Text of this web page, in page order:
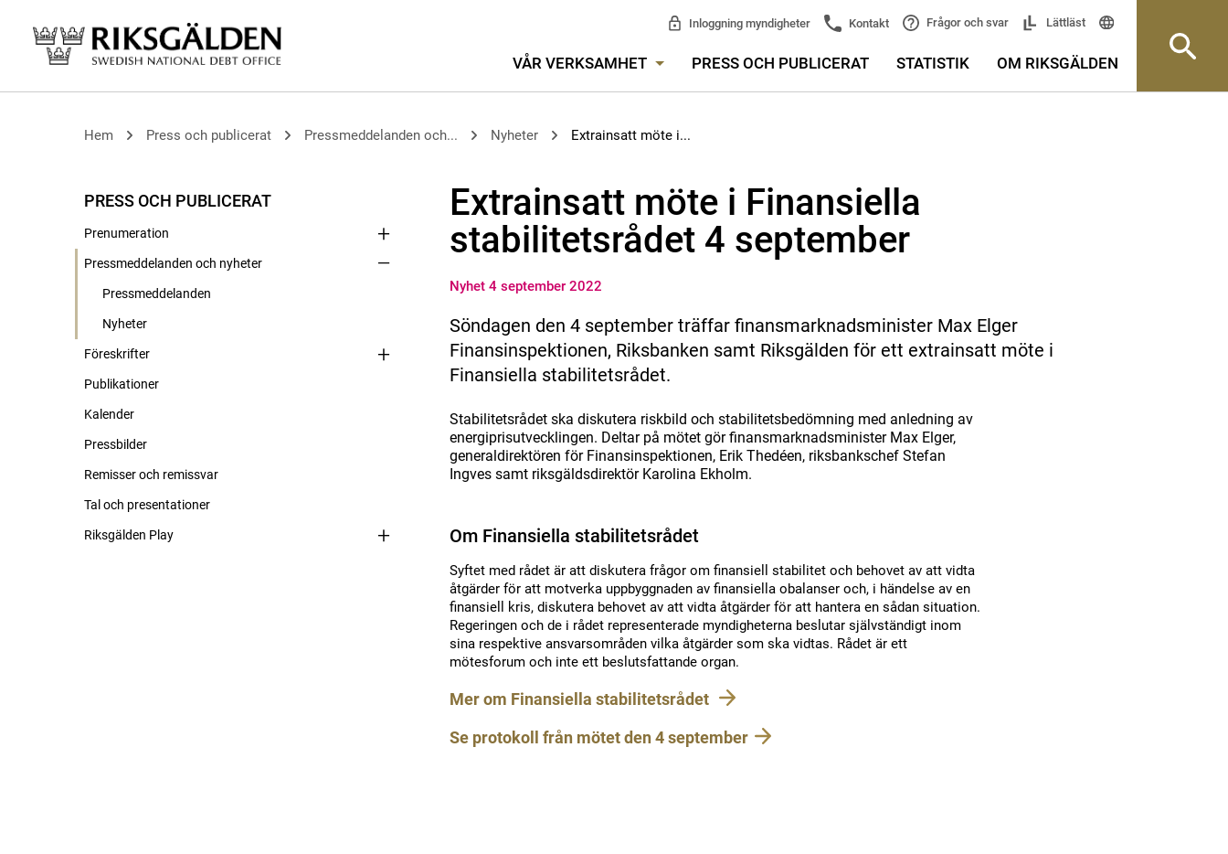
Inloggning myndigheter Kontakt Frågor och svar Lättläst
VÅR VERKSAMHET PRESS OCH PUBLICERAT STATISTIK OM RIKSGÄLDEN
Hem Press och publicerat Pressmeddelanden och... Nyheter Extrainsatt möte i...
PRESS OCH PUBLICERAT
Prenumeration
Pressmeddelanden och nyheter
Pressmeddelanden
Nyheter
Föreskrifter
Publikationer
Kalender
Pressbilder
Remisser och remissvar
Tal och presentationer
Riksgälden Play
Extrainsatt möte i Finansiella
stabilitetsrådet 4 september
Nyhet 4 september 2022
Söndagen den 4 september träffar finansmarknadsminister Max Elger
Finansinspektionen, Riksbanken samt Riksgälden för ett extrainsatt möte i
Finansiella stabilitetsrådet.
Stabilitetsrådet ska diskutera riskbild och stabilitetsbedömning med anledning av
energiprisutvecklingen. Deltar på mötet gör finansmarknadsminister Max Elger,
generaldirektören för Finansinspektionen, Erik Thedéen, riksbankschef Stefan
Ingves samt riksgäldsdirektör Karolina Ekholm.
Om Finansiella stabilitetsrådet
Syftet med rådet är att diskutera frågor om finansiell stabilitet och behovet av att vidta
åtgärder för att motverka uppbyggnaden av finansiella obalanser och, i händelse av en
finansiell kris, diskutera behovet av att vidta åtgärder för att hantera en sådan situation.
Regeringen och de i rådet representerade myndigheterna beslutar självständigt inom
sina respektive ansvarsområden vilka åtgärder som ska vidtas. Rådet är ett
mötesforum och inte ett beslutsfattande organ.
Mer om Finansiella stabilitetsrådet
Se protokoll från mötet den 4 september